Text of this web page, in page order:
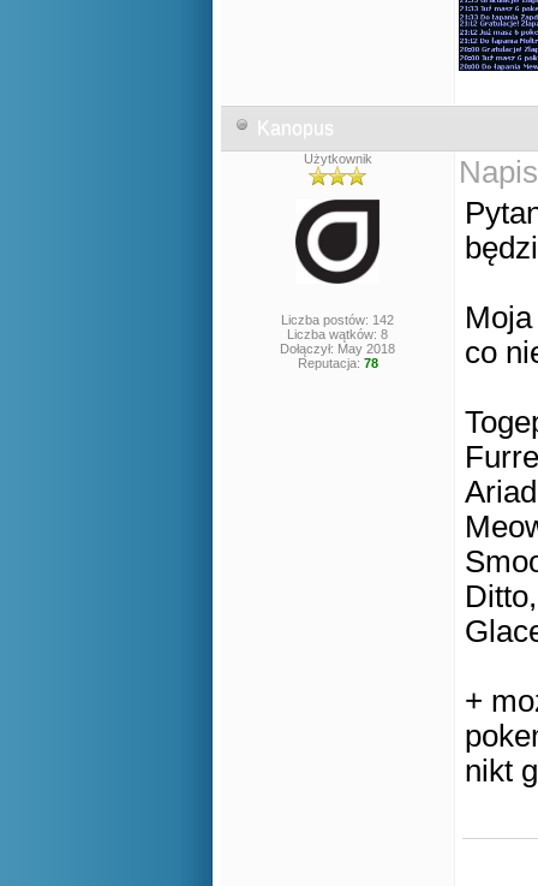
Kanopus
Użytkownik
Liczba postów: 142
Liczba wątków: 8
Dołączył: May 2018
Reputacja: 78
co
+
nikt